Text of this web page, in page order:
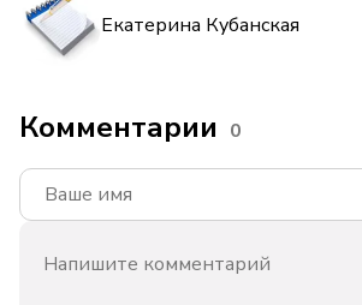
Екатерина Кубанская
Комментарии 0